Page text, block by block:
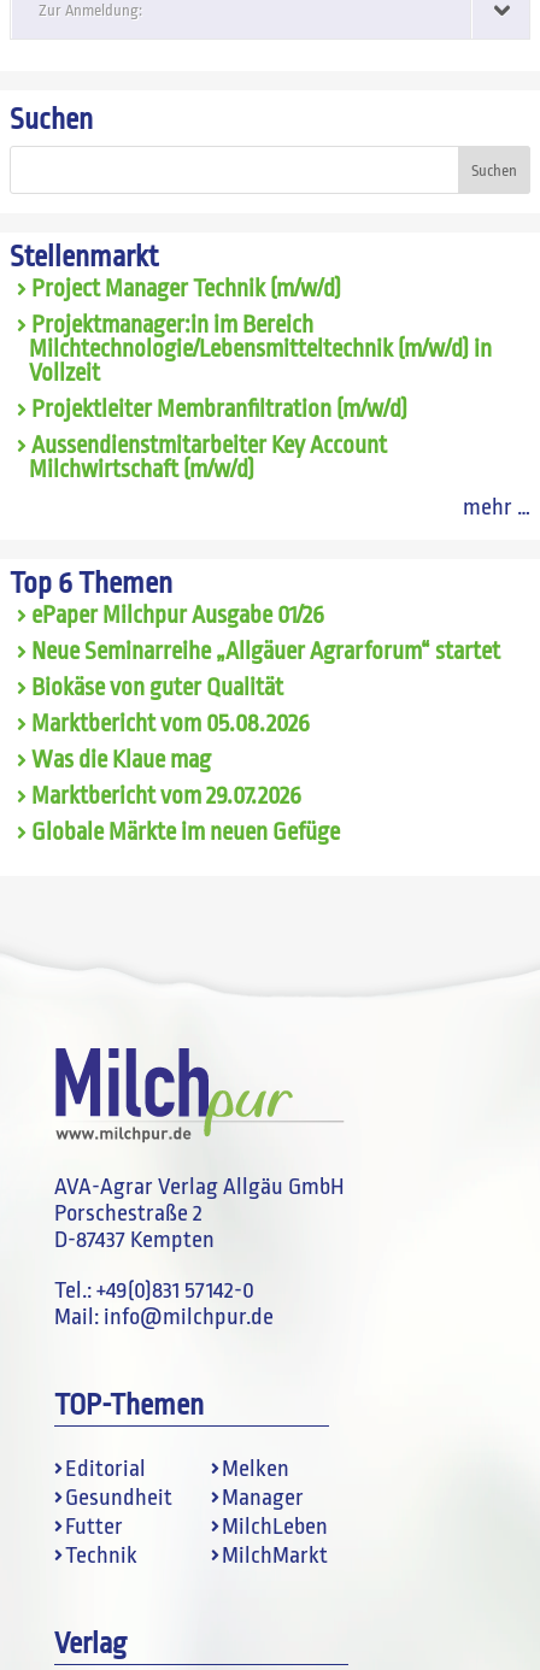
Zur Anmeldung:
Suchen
Suchen
Stellenmarkt
Project Manager Technik (m/w/d)
Projektmanager:in im Bereich
Milchtechnologie/Lebensmitteltechnik (m/w/d) in
Vollzeit
Projektleiter Membranfiltration (m/w/d)
Aussendienstmitarbeiter Key Account
Milchwirtschaft (m/w/d)
mehr …
Top 6 Themen
ePaper Milchpur Ausgabe 01/26
Neue Seminarreihe „Allgäuer Agrarforum“ startet
Biokäse von guter Qualität
Marktbericht vom 05.08.2026
Was die Klaue mag
Marktbericht vom 29.07.2026
Globale Märkte im neuen Gefüge
AVA-Agrar Verlag Allgäu GmbH
Porschestraße 2
D-87437 Kempten
Tel.:+49(0)831 57142-0
Mail: info@milchpur.de
TOP-Themen
Editorial
Gesundheit
Futter
Technik
Melken
Manager
MilchLeben
MilchMarkt
Verlag